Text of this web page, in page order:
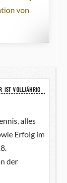
von
ist volljährig
alles
Erfolg im
der